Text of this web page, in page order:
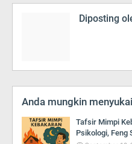
Diposting
Anda mungkin
Tafsir Mimpi
Psikologi, Feng